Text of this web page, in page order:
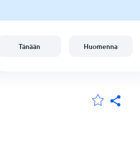
Tänään Huomenna